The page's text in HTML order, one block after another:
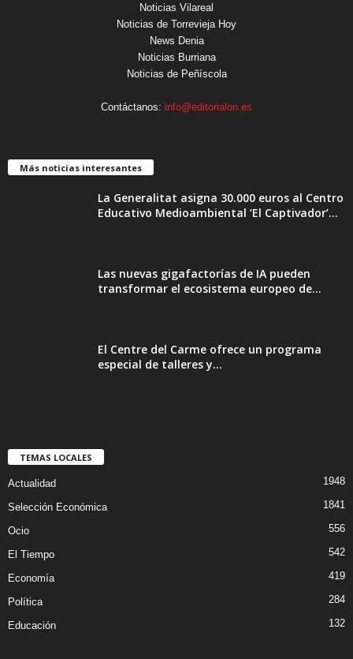
Noticias Vilareal
Noticias de Torrevieja Hoy
News Denia
Noticias Burriana
Noticias de Peñíscola
Contáctanos: info@editorialon.es
Más noticias interesantes
La Generalitat asigna 30.000 euros al Centro
Educativo Medioambiental ‘El Captivador’...
Las nuevas gigafactorías de IA pueden
transformar el ecosistema europeo de...
El Centre del Carme ofrece un programa
especial de talleres y...
TEMAS LOCALES
Actualidad 1948
Selección Económica 1841
Ocio 556
El Tiempo 542
Economía 419
Política 284
Educación 132